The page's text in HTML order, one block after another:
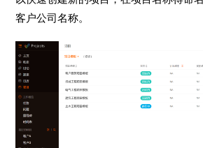
客户公司名称。